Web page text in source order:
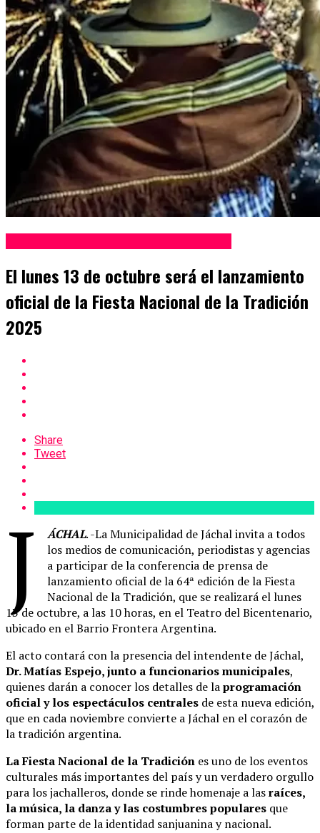
El lunes 13 de octubre será el lanzamiento
oficial de la Fiesta Nacional de la Tradición
2025
Share
Tweet
J ÁCHAL. -La Municipalidad de Jáchal invita a todos
los medios de comunicación, periodistas y agencias
a participar de la conferencia de prensa de
lanzamiento oficial de la 64ª edición de la Fiesta
Nacional de la Tradición, que se realizará el lunes
13 de octubre, a las 10 horas, en el Teatro del Bicentenario,
ubicado en el Barrio Frontera Argentina.
El acto contará con la presencia del intendente de Jáchal,
Dr. Matías Espejo, junto a funcionarios municipales,
quienes darán a conocer los detalles de laprogramación
oficial y los espectáculos centrales de esta nueva edición,
que en cada noviembre convierte a Jáchal en el corazón de
la tradición argentina.
La Fiesta Nacional de la Tradición es uno de los eventos
culturales más importantes del país y un verdadero orgullo
para los jachalleros, donde se rinde homenaje a lasraíces,
la música, la danza y las costumbres populares que
forman parte de la identidad sanjuanina y nacional.